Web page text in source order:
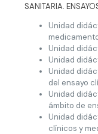
SANITARIA.
Unidad
Unidad
Unidad
Unidad
del ensayo
Unidad
ámbito de
Unidad
clínicos y